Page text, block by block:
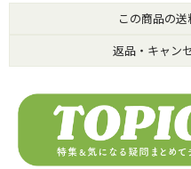
この商品の
返品・キャン